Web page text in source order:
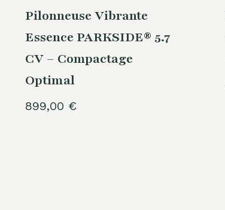
Pilonneuse Vibrante
Essence PARKSIDE® 5.7
CV – Compactage
Optimal
899,00 €